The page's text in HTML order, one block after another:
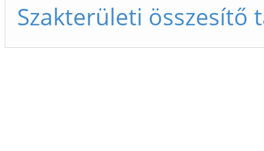
Szakterületi összesítő